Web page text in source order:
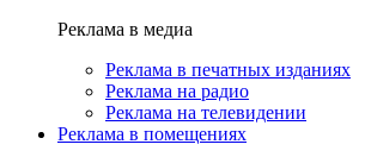
Реклама в медиа
Реклама в печатных изданиях
Реклама на радио
Реклама на телевидении
Реклама в помещениях